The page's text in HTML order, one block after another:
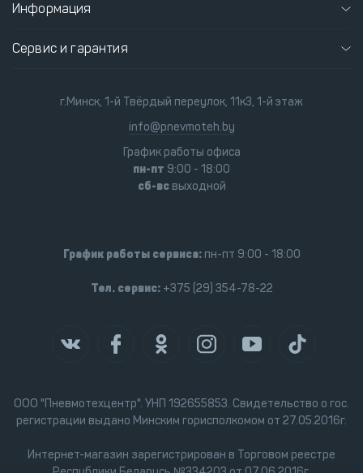
Информация
Сервис и гарантия
ООО "Пневмотехцентр". УНП 192655853. Свидетельство о гос.
регистрации выдано Минским горисполкомом от 27.05.2016г.
Интернет-магазин зарегистрирован в Торговом реестре
г.Минск, 1-й Твёрдый переулок, 11к3, 1-й этаж
info@pnevmoteh.by
График работы офиса
пн-пт 9:00 - 18:00
сб-всвыходной
График работы сервиса:пн-пт 9:00 - 18:00
Тел. сервис:+375 (29) 354-78-22